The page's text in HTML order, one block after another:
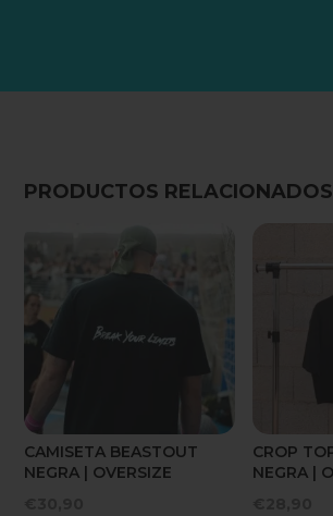
PRODUCTOS RELACIONADOS
CAMISETA BEASTOUT
NEGRA | OVERSIZE
CROP
NEGRA |